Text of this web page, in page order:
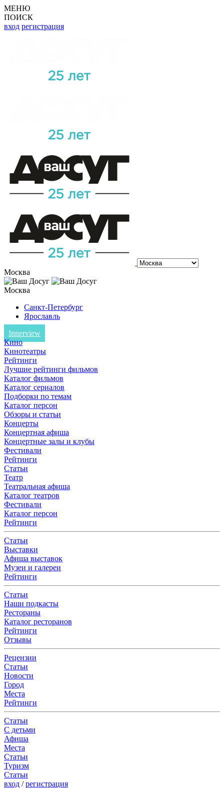
МЕНЮ
ПОИСК
вход регистрация
Москва
Москва
Санкт-Петербург
Ярославль
Innerview
Кино
Кинотеатры
Рейтинги
Лучшие рейтинги фильмов
Каталог фильмов
Каталог сериалов
Подборки по темам
Каталог персон
Обзоры и статьи
Концерты
Концертная афиша
Концертные залы и клубы
Фестивали
Рейтинги
Статьи
Театр
Театральная афиша
Каталог театров
Фестивали
Каталог персон
Рейтинги
Статьи
Выставки
Афиша выставок
Музеи и галереи
Рейтинги
Статьи
Наши подкасты
Рестораны
Каталог ресторанов
Рейтинги
Отзывы
Рецензии
Статьи
Новости
Город
Места
Рейтинги
Статьи
С детьми
Афиша
Места
Статьи
Туризм
Статьи
вход /регистрация